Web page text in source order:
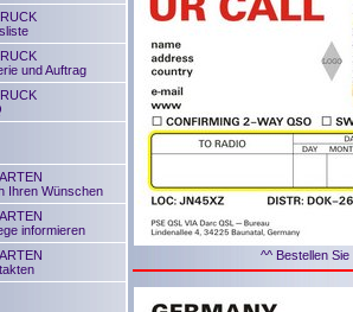
und Auftrag
Ihren Wünschen
informieren
^^ Bestellen Sie